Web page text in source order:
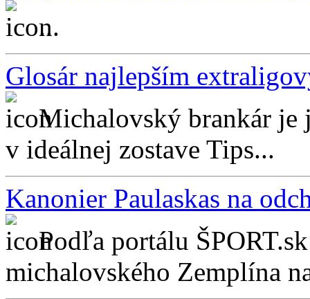
...
Glosár najlepším
Michalovský brankár je
v ideálnej zostave Tips...
Kanonier Paulaskas na
Podľa portálu
michalovského Zemplína